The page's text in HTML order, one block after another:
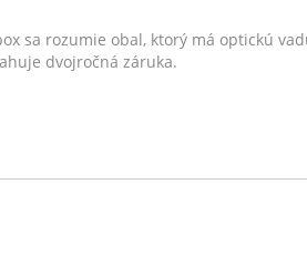
sa rozumie obal, ktorý má optickú
dvojročná záruka.